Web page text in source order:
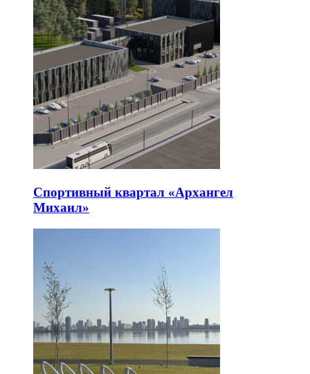
Спортивный квартал «Архангел
Михаил»